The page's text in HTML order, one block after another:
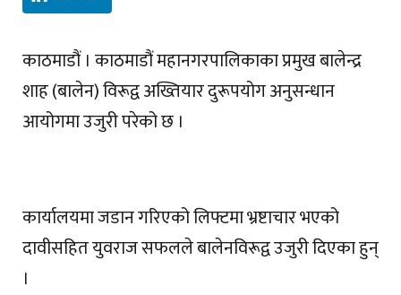
काठमाडौं । काठमाडौं महानगरपालिकाका प्रमुख बालेन्द्र
शाह (बालेन) विरूद्व अख्तियार दुरूपयोग अनुसन्धान
आयोगमा उजुरी परेको छ ।
कार्यालयमा जडान गरिएको लिफ्टमा भ्रष्टाचार भएको
दावीसहित युवराज सफलले बालेनविरूद्व उजुरी दिएका हुन्
।